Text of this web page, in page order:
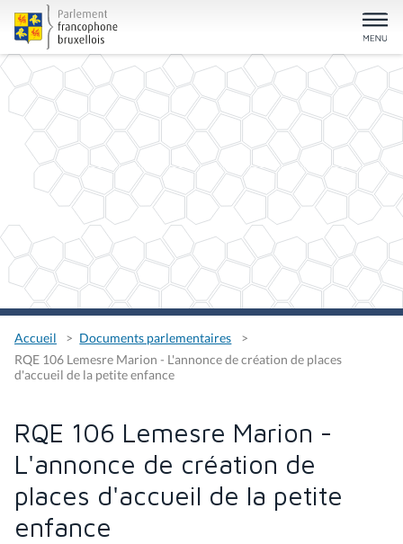
Accueil
Documents parlementaires
RQE 106 Lemesre Marion - L'annonce de création de places
d'accueil de la petite enfance
RQE 106 Lemesre Marion -
L'annonce de création de
places d'accueil de la petite
enfance